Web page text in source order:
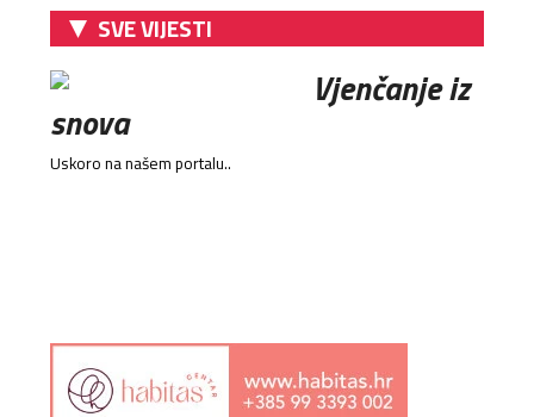
SVE VIJESTI
Vjenčanje iz
snova
Uskoro na našem portalu..